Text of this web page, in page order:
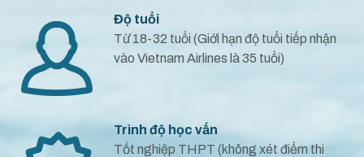
Độ tuổi
Từ 18-32 tuổi (Giới hạn độ tuổi tiếp nhận
vào Vietnam Airlines là 35 tuổi)
Trình độ học vấn
Tốt nghiệp THPT (không xét điểm thi